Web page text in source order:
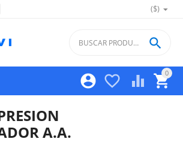
($)
0

 


A.A.